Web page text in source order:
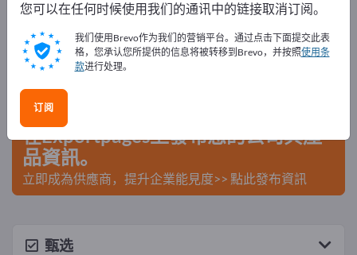
Exportpages 测量技术和光学
传感技术
扭矩传感器
在Exportpages免費刊登廣告！
需求 – 供應 – 二手商品 – 商業聯繫 >> 由此開始
在Exportpages上發布您的公司與產
品資訊。
立即成為供應商，提升企業能見度>> 點此發布資訊
甄选
您可以在任何时候使用我们的通讯中的链接取消订阅。
我们使用Brevo作为我们的营销平台。通过点击下面提交此表
格，您承认您所提供的信息将被转移到Brevo，并按照使用条
款进行处理。
订阅